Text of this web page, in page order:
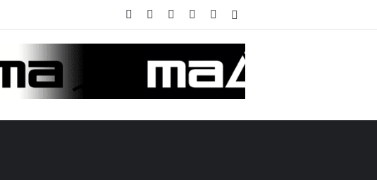
Facebook You TubeInstagramWhatsApp